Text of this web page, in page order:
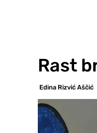
Rast
Edina Rizvić Aščić